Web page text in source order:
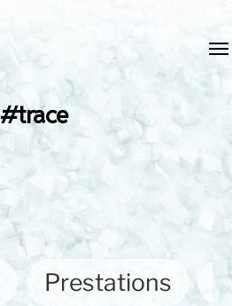
#trace
Prestations